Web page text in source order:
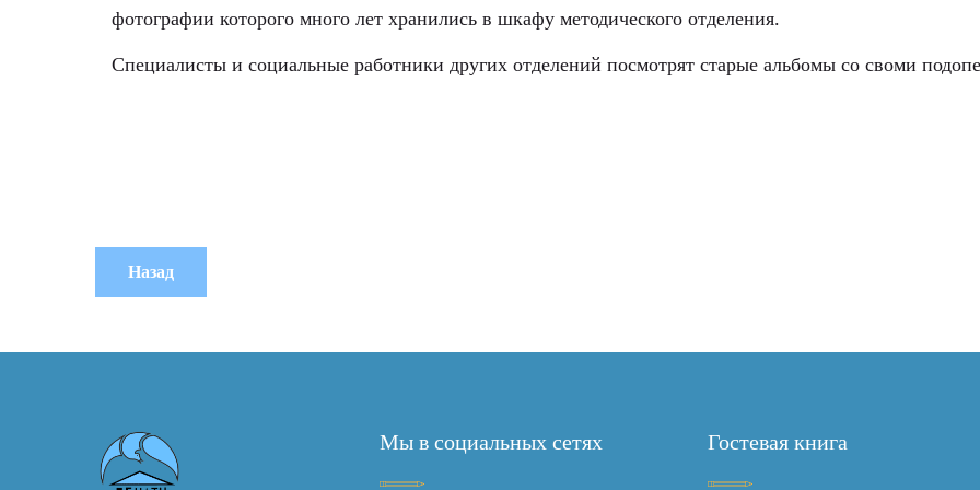
фотографии которого много лет хранились в шкафу методического отделения.
Специалисты и социальные работники других отделений посмотрят старые альбомы со своми
Мы в социальных сетях Гостевая книга